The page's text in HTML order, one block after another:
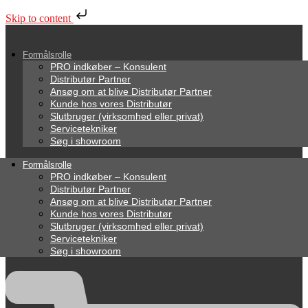
Skip to content
Formålsrolle
PRO indkøber – Konsulent
Distributør Partner
Ansøg om at blive Distributør Partner
Kunde hos vores Distributør
Slutbruger (virksomhed eller privat)
Servicetekniker
Søg i showroom
Formålsrolle
PRO indkøber – Konsulent
Distributør Partner
Ansøg om at blive Distributør Partner
Kunde hos vores Distributør
Slutbruger (virksomhed eller privat)
Servicetekniker
Søg i showroom